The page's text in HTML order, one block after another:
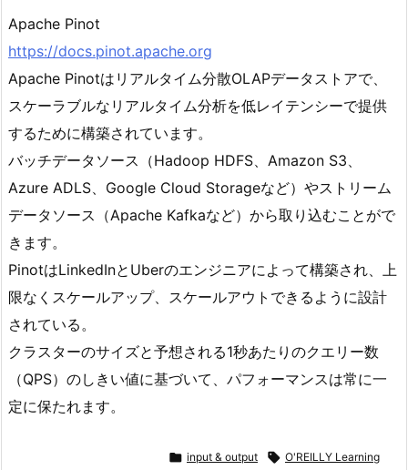
Apache Pinot
https://docs.pinot.apache.org
Apache Pinotはリアルタイム分散OLAPデータストアで、
スケーラブルなリアルタイム分析を低レイテンシーで提供
するために構築されています。
バッチデータソース（Hadoop HDFS、Amazon S3、
Azure ADLS、Google Cloud Storageなど）やストリーム
データソース（Apache Kafkaなど）から取り込むことがで
きます。
PinotはLinkedInとUberのエンジニアによって構築され、上
限なくスケールアップ、スケールアウトできるように設計
されている。
クラスターのサイズと予想される1秒あたりのクエリー数
（QPS）のしきい値に基づいて、パフォーマンスは常に一
定に保たれます。
 input & output  O'REILLY Learning